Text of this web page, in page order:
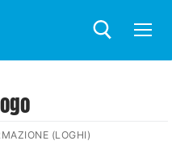
(LOGHI)